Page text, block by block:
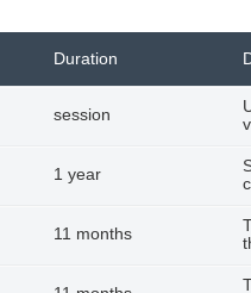
Duration
session
1 year
11 months